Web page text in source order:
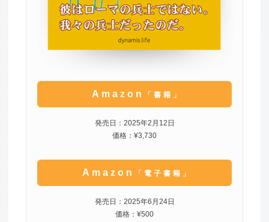
Amazon 「書籍」
発売日：2025年2月12日
価格：¥3,730
Amazon 「電子書籍」
発売日：2025年6月24日
価格：¥500